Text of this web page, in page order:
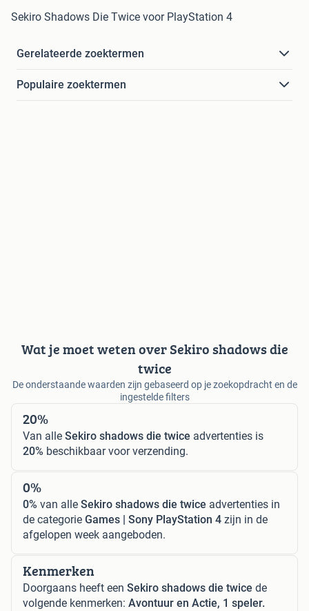
Sekiro Shadows Die Twice voor PlayStation 4
Gerelateerde zoektermen
Populaire zoektermen
Wat je moet weten over Sekiro shadows die
twice
De onderstaande waarden zijn gebaseerd op je zoekopdracht en de
ingestelde filters
20%
Van alle Sekiro shadows die twice advertenties is
20% beschikbaar voor verzending.
0%
0% van alle Sekiro shadows die twice advertenties in
de categorie Games | Sony PlayStation 4 zijn in de
afgelopen week aangeboden.
Kenmerken
Doorgaans heeft een Sekiro shadows die twice de
volgende kenmerken: Avontuur en Actie, 1 speler.